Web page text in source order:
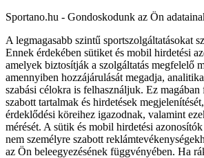
Sportano.hu - Gondoskodunk az Ön
A legmagasabb szintű sportszolgáltatásokat
Ennek érdekében sütiket és mobil hirdetési
amelyek biztosítják a szolgáltatás megfelelő
amennyiben hozzájárulását megadja,
szabási célokra is felhasználjuk. Ez
szabott tartalmak és hirdetések
érdeklődési köreihez igazodnak, valamint
mérését. A sütik és mobil hirdetési
nem személyre szabott
az Ön beleegyezésének függvényében. Ha